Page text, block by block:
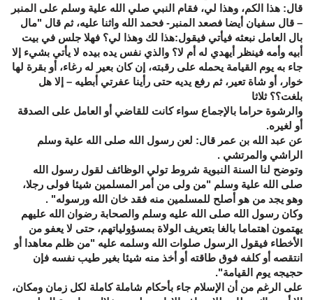
قال: هذا الكم، وهذا لي، فقام النبي صلي الله علية وسلم على المنبر
– قال سفيان أيضا فصعد المنبر- فحمد الله واثنا عليه، ثم قال "مال
بال العامل نبعثه فيأتي فيقول:هذا لك وهذا لي؟ فهلا جلس في بيت
أبيه وأمه فينظر أيهدي له أم لا؟ والذي نفس يده بيده لا يأتي بشيء إلا
جاء به يوم القيامة يحمله على رقبته، إن كان بعير له رغاء، أو بقرة لها
خوار، أو شاة تعير، ثم رفع يديه حتى رأينا عفرتي أبطيه – إلا هل
بلغت؟؟ ثلاثا
والرشوة حراما بالإجماع سواء كانت للقاضي أو العامل على الصدقة
أو لغيره.
عن عبد الله بن عمر قال: لعن رسول الله صلى الله علية وسلم
الراشي والمرتشي .
وتوضح لنا السنة النبوية شروط تولي الوظائف لقول رسول الله
صلى الله علية وسلم "من ولى من أمر المسلمين شيئا فولى رجلا،
وهو يجد من هو أصلح للمسلمين منه فقد خان الله ورسوله" .
وكان رسول الله صلى الله عليه وسلم والصحابة رضوان الله عليهم
يهتمون اهتماما بالغا بتعريف الولاة بمسؤولياتهم، حتى لا يعفو من
الأخطاء فيقول الرسول صلوات الله وسلمه عليه "من ظلم معاهدا أو
انتقصه أو كلفه فوق طاقته أو أخذ منه شيئا بغير طيب نفسه فإن
حجيجه يوم القيامة".
على الرغم من أن الإسلام جاء بأحكام شاملة كاملة لكل زمان ومكان،